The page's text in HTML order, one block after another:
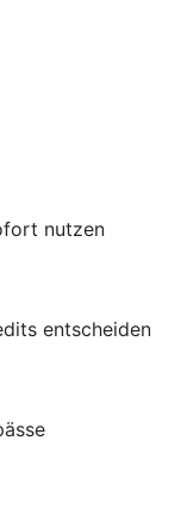
nutzen
entscheiden